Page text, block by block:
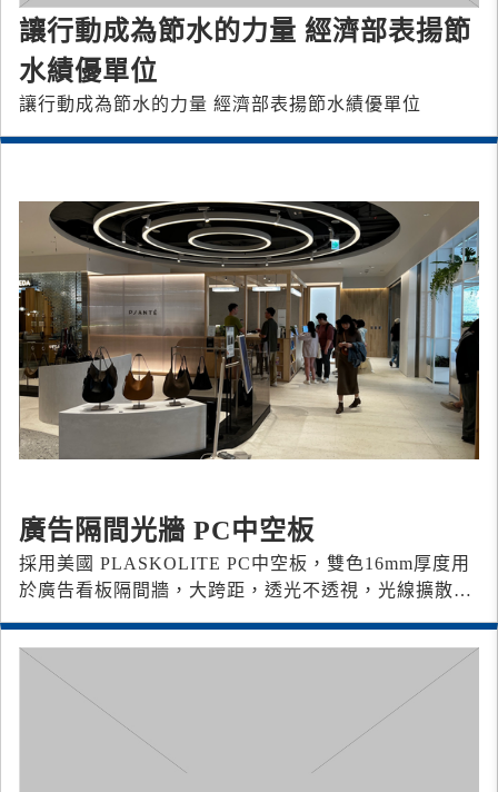
讓行動成為節水的力量 經濟部表揚節
水績優單位
讓行動成為節水的力量 經濟部表揚節水績優單位
廣告隔間光牆 PC中空板
採用美國 PLASKOLITE PC中空板，雙色16mm厚度用
於廣告看板隔間牆，大跨距，透光不透視，光線擴散處